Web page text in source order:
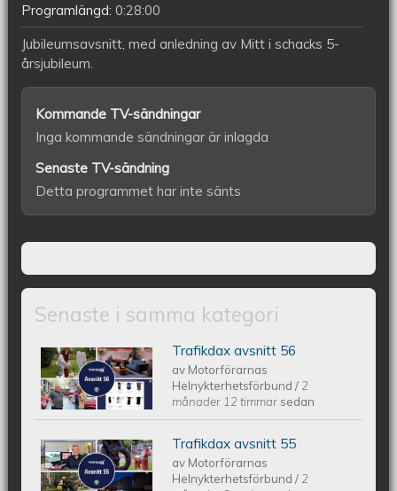
Programlängd: 0:28:00
Jubileumsavsnitt, med anledning av Mitt i schacks 5-
årsjubileum.
Kommande TV-sändningar
Inga kommande sändningar är inlagda
Senaste TV-sändning
Detta programmet har inte sänts
Senaste i samma kategori
Trafikdax - Avsnitt 56
Trafikdax avsnitt 56
av Motorförarnas
Helnykterhetsförbund/ 2
månader 12 timmar sedan
Trafikdax - Avsnitt 55
Trafikdax avsnitt 55
av Motorförarnas
Helnykterhetsförbund/ 2